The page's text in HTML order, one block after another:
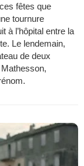
fêtes que
tournure
à l’hôpital entre la
Le lendemain,
de deux